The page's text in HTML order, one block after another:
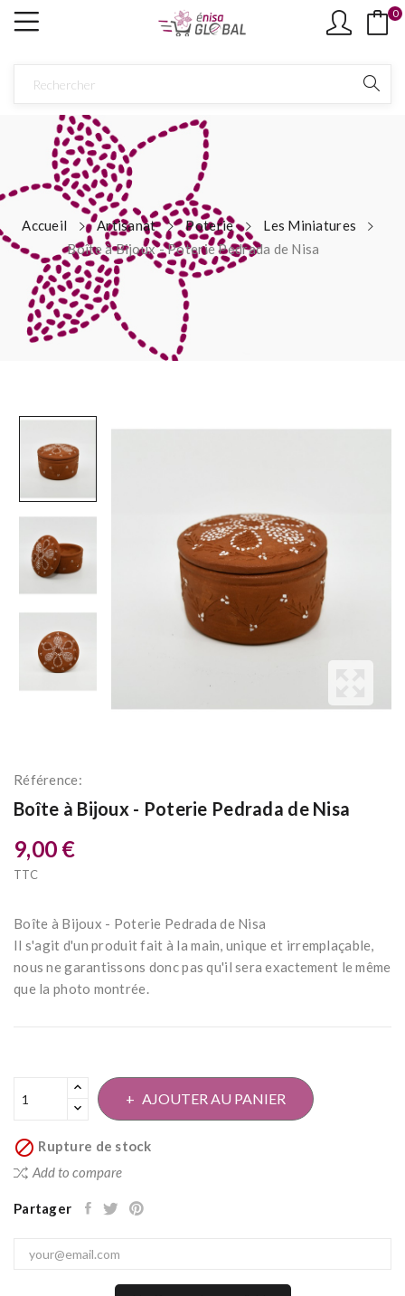
0
Accueil Artisanat Poterie
Les Miniatures
Boîte à Bijoux - Poterie Pedrada de Nisa
Référence:
Boîte à Bijoux - Poterie Pedrada de Nisa
9,00 €
TTC
Boîte à Bijoux - Poterie Pedrada de Nisa
Il s'agit d'un produit fait à la main, unique et irremplaçable,
nous ne garantissons donc pas qu'il sera exactement le même
que la photo montrée.
AJOUTER AU PANIER
 Rupture de stock
Add to compare
Partager